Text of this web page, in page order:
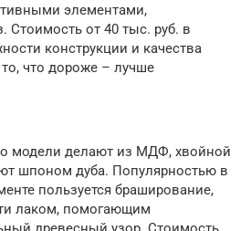
элементами,
Стоимость от 40 тыс. руб. в
конструкции и качества
что дороже – лучше
модели делают из МДФ, хвойной
шпоном дуба. Популярностью в
пользуется браширование,
лаком, помогающим